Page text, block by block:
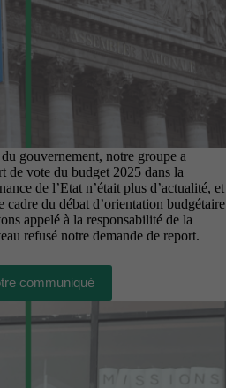
gouvernement, notre groupe a
de vote du budget 2025 dans la
de l’Etat n’était plus d’actualité, et
cadre du débat d’orientation budgétaire
appelé à la responsabilité de la
refusé notre demande de report.
communiqué